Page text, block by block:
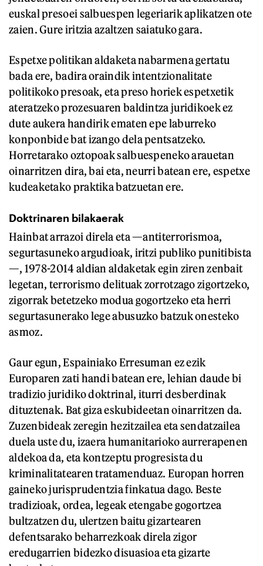
euskal presoei salbuespen legeriarik aplikatzen ote
zaien. Gure iritzia azaltzen saiatuko gara.
Espetxe politikan aldaketa nabarmena gertatu
bada ere, badira oraindik intentzionalitate
politikoko presoak, eta preso horiek espetxetik
ateratzeko prozesuaren baldintza juridikoek ez
dute aukera handirik ematen epe laburreko
konponbide bat izango dela pentsatzeko.
Horretarako oztopoak salbuespeneko arauetan
oinarritzen dira, bai eta, neurri batean ere, espetxe
kudeaketako praktika batzuetan ere.
Doktrinaren bilakaerak
Hainbat arrazoi direla eta —antiterrorismoa,
segurtasuneko argudioak, iritzi publiko punitibista
—, 1978-2014 aldian aldaketak egin ziren zenbait
legetan, terrorismo delituak zorrotzago zigortzeko,
zigorrak betetzeko modua gogortzeko eta herri
segurtasunerako lege abusuzko batzuk onesteko
asmoz.
Gaur egun, Espainiako Erresuman ez ezik
Europaren zati handi batean ere, lehian daude bi
tradizio juridiko doktrinal, iturri desberdinak
dituztenak. Bat giza eskubideetan oinarritzen da.
Zuzenbideak zeregin hezitzailea eta sendatzailea
duela uste du, izaera humanitarioko aurrerapenen
aldekoa da, eta kontzeptu progresista du
kriminalitatearen tratamenduaz. Europan horren
gaineko jurisprudentzia finkatua dago. Beste
tradizioak, ordea, legeak etengabe gogortzea
bultzatzen du, ulertzen baitu gizartearen
defentsarako beharrezkoak direla zigor
eredugarrien bidezko disuasioa eta gizarte